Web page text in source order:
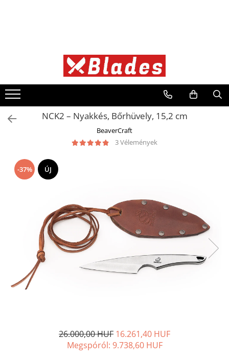
Japán kések
NCK2 – Nyakkés, Bőrhüvely, 15,2 cm
BeaverCraft
3 Vélemények
-37% ÚJ
26.000,00 HUF 16.261,40 HUF
Megspóról: 9.738,60 HUF